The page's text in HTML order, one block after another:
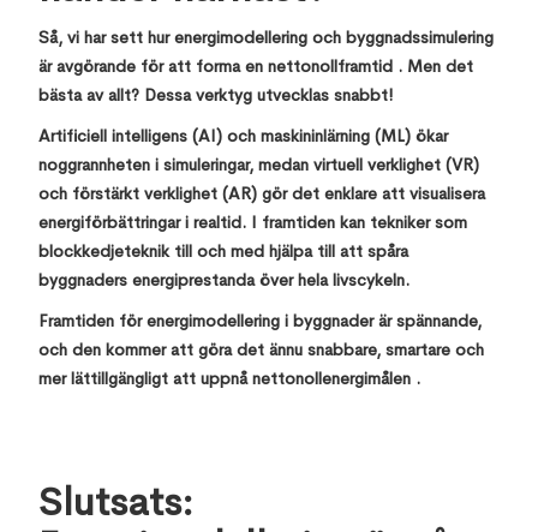
Så, vi har sett hur energimodellering och byggnadssimulering
är avgörande för att forma en nettonollframtid . Men det
bästa av allt? Dessa verktyg utvecklas snabbt!
Artificiell intelligens (AI) och maskininlärning (ML) ökar
noggrannheten i simuleringar, medan virtuell verklighet (VR)
och förstärkt verklighet (AR) gör det enklare att visualisera
energiförbättringar i realtid. I framtiden kan tekniker som
blockkedjeteknik till och med hjälpa till att spåra
byggnaders energiprestanda över hela livscykeln.
Framtiden för energimodellering i byggnader är spännande,
och den kommer att göra det ännu snabbare, smartare och
mer lättillgängligt att uppnå nettonollenergimålen .
Slutsats: